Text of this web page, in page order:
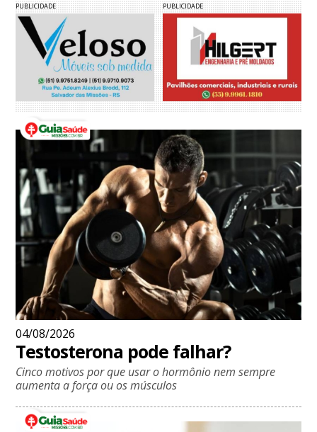
PUBLICIDADE PUBLICIDADE
04/08/2026
Testosterona pode falhar?
Cinco motivos por que usar o hormônio nem sempre
aumenta a força ou os músculos